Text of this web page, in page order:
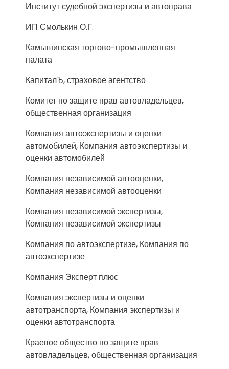
Институт судебной экспертизы и автоправа
ИП Смолькин О.Г.
Камышинская торгово-промышленная
палата
КапиталЪ, страховое агентство
Комитет по защите прав автовладельцев,
общественная организация
Компания автоэкспертизы и оценки
автомобилей, Компания автоэкспертизы и
оценки автомобилей
Компания независимой автооценки,
Компания независимой автооценки
Компания независимой экспертизы,
Компания независимой экспертизы
Компания по автоэкспертизе, Компания по
автоэкспертизе
Компания Эксперт плюс
Компания экспертизы и оценки
автотранспорта, Компания экспертизы и
оценки автотранспорта
Краевое общество по защите прав
автовладельцев, общественная организация